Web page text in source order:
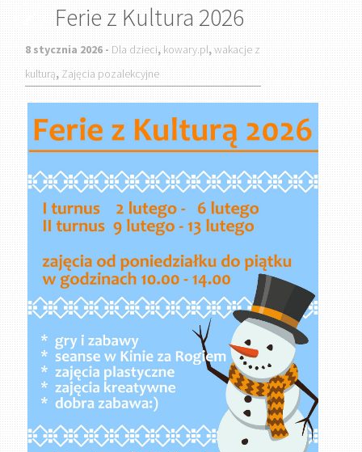
Ferie z Kultura 2026
8 stycznia 2026 - Dla dzieci, kowary.pl,wakacje z
kulturą, Zajęcia pozalekcyjne